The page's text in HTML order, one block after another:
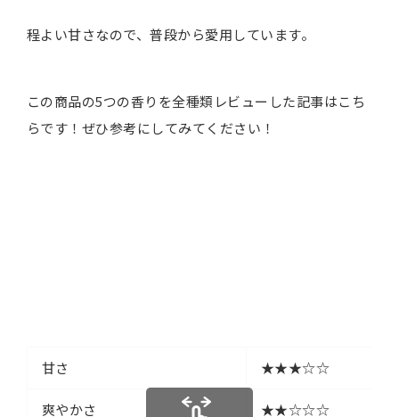
程よい甘さなので、普段から愛用しています。
この商品の5つの香りを全種類レビューした記事はこち
らです！ぜひ参考にしてみてください！
甘さ ★★★☆☆
爽やかさ ★★☆☆☆